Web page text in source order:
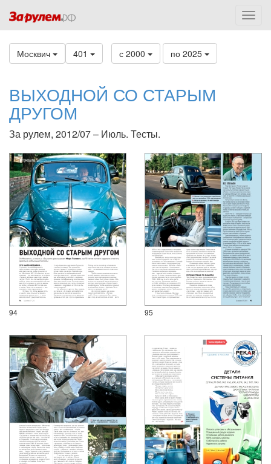
Москвич 401 с 2000 по 2025
ВЫХОДНОЙ СО СТАРЫМ
ДРУГОМ
За рулем, 2012/07 – Июль. Тесты.
94 95